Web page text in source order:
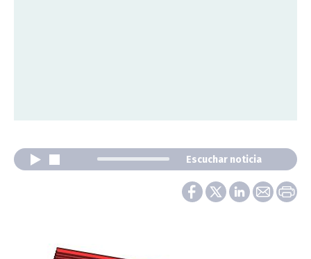
Escuchar noticia